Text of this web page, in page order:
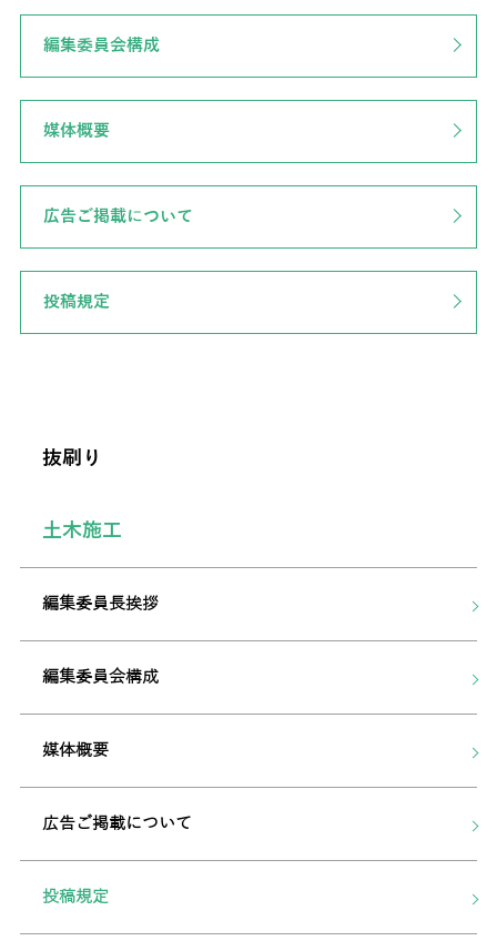
編集委員会構成
媒体概要
広告ご掲載について
投稿規定
抜刷り
土木施工
編集委員長挨拶
編集委員会構成
媒体概要
広告ご掲載について
投稿規定